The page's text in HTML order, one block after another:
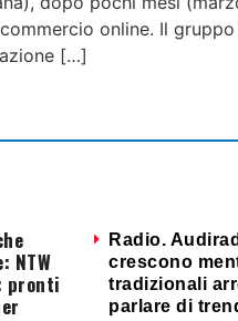
online. Il gruppo
[…]
NTW
pronti
Radio.
crescono
tradizionali
parlare di